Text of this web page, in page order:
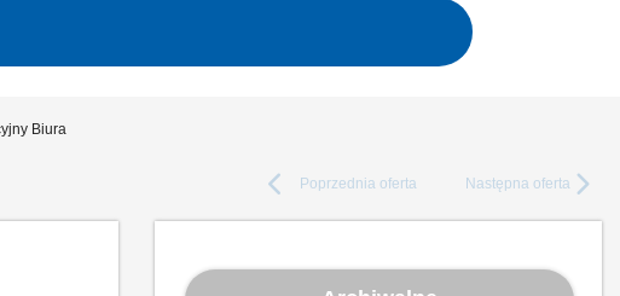
Biura
Poprzednia oferta Następna oferta